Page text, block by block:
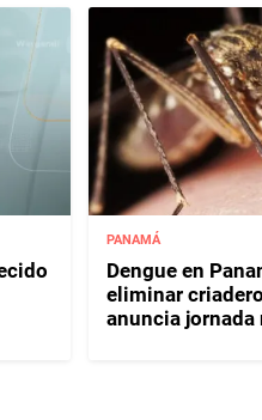
PANAMÁ
Dengue en
eliminar
anuncia jornada